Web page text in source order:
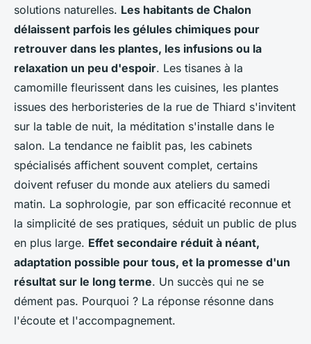
solutions naturelles. Les habitants de Chalon
délaissent parfois les gélules chimiques pour
retrouver dans les plantes, les infusions ou la
relaxation un peu d'espoir. Les tisanes à la
camomille fleurissent dans les cuisines, les plantes
issues des herboristeries de la rue de Thiard s'invitent
sur la table de nuit, la méditation s'installe dans le
salon. La tendance ne faiblit pas, les cabinets
spécialisés affichent souvent complet, certains
doivent refuser du monde aux ateliers du samedi
matin. La sophrologie, par son efficacité reconnue et
la simplicité de ses pratiques, séduit un public de plus
en plus large. Effet secondaire réduit à néant,
adaptation possible pour tous, et la promesse d'un
résultat sur le long terme. Un succès qui ne se
dément pas. Pourquoi ? La réponse résonne dans
l'écoute et l'accompagnement.